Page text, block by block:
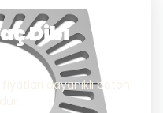
Dibi
dayanıklı beton